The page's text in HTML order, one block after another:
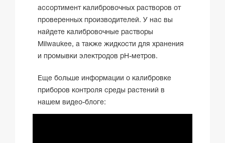
ассортимент калибровочных растворов от
проверенных производителей. У нас вы
найдете калибровочные растворы
Milwaukee, а также жидкости для хранения
и промывки электродов pH-метров.
Еще больше информации о калибровке
приборов контроля среды растений в
нашем видео-блоге: